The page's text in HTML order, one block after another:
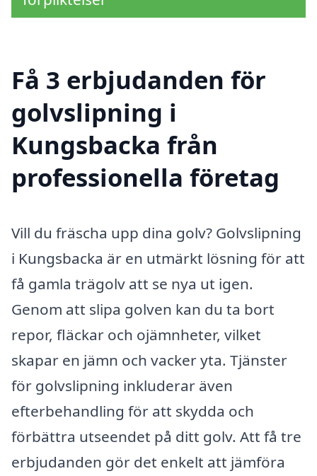
Få 3 erbjudanden för
golvslipning i
Kungsbacka från
professionella företag
Vill du fräscha upp dina golv? Golvslipning
i Kungsbacka är en utmärkt lösning för att
få gamla trägolv att se nya ut igen.
Genom att slipa golven kan du ta bort
repor, fläckar och ojämnheter, vilket
skapar en jämn och vacker yta. Tjänster
för golvslipning inkluderar även
efterbehandling för att skydda och
förbättra utseendet på ditt golv. Att få tre
erbjudanden gör det enkelt att jämföra